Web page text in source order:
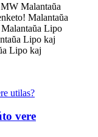
Malantaŭa
Malantaŭa
Lipo
Lipo kaj
Lipo kaj
vere